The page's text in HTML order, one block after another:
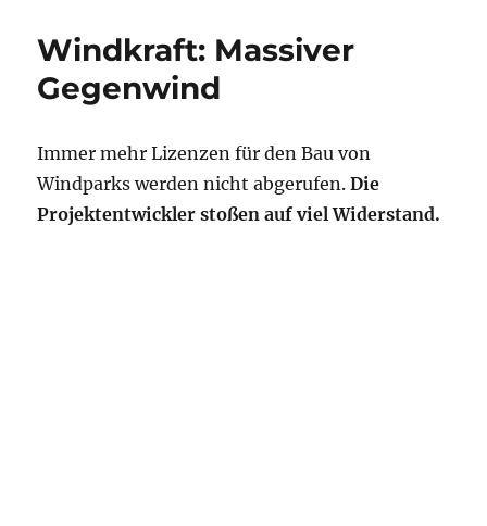
Windkraft: Massiver
Gegenwind
Immer mehr Lizenzen für den Bau von
Windparks werden nicht abgerufen.Die
Projektentwickler stoßen auf viel Widerstand.